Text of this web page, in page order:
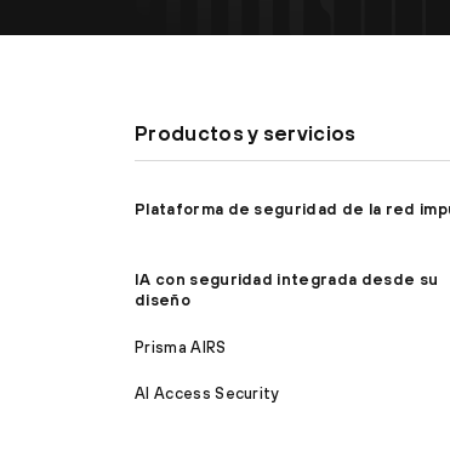
Productos y servicios
Plataforma de seguridad de la red
IA con seguridad integrada desde su
diseño
Prisma AIRS
AI Access Security